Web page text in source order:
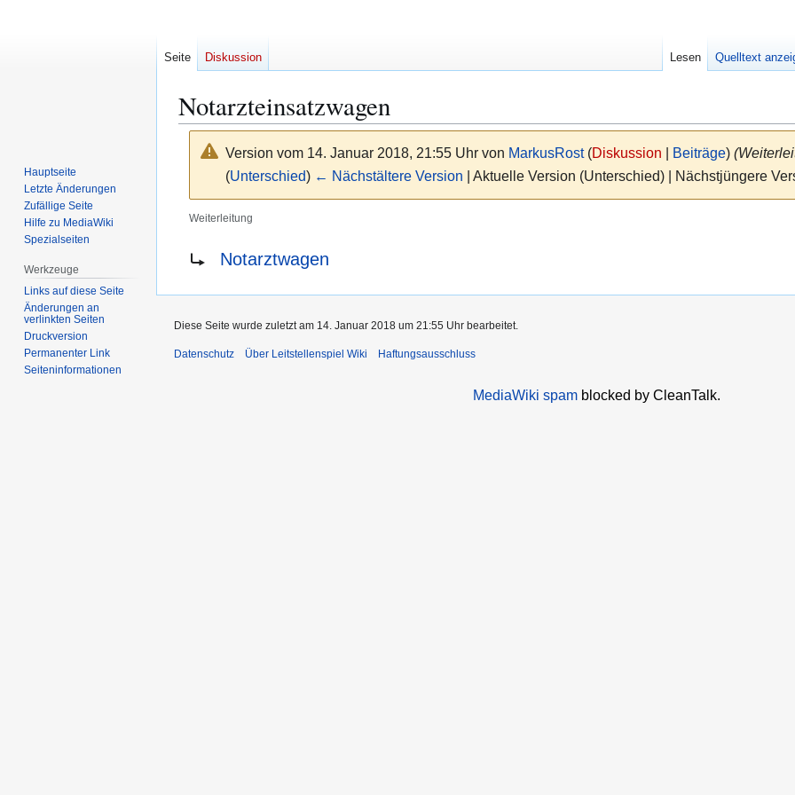
Notarzteinsatzwagen
Version vom 14. Januar 2018, 21:55 Uhr von MarkusRost (Diskussion Beiträge)
(Unterschied) ← Nächstältere Version | Aktuelle Version (Unterschied) | Nächstjüngere
Weiterleitung
Navigation
Suche
Notarztwagen
Seite Diskussion Lesen Quelltext
Hauptseite
Letzte Änderungen
Zufällige Seite
Hilfe zu MediaWiki
Spezialseiten
Werkzeuge
Links auf diese Seite
Änderungen an
verlinkten Seiten
Druckversion
Permanenter Link
Seiten­­informationen
Diese Seite wurde zuletzt am 14. Januar 2018 um 21:55 Uhr bearbeitet.
Datenschutz Über Leitstellenspiel Wiki Haftungsausschluss
MediaWiki spamblocked by CleanTalk.